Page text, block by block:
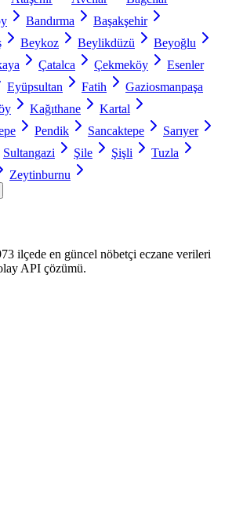
Bandırma
Başakşehir
Beykoz Beylikdüzü
Beyoğlu
Çatalca Çekmeköy
Esenler
Eyüpsultan Fatih
Gaziosmanpaşa
Kağıthane
Kartal
Pendik Sancaktepe
Sarıyer
Sultangazi Şile Şişli
Tuzla
Zeytinburnu
ilçede en güncel nöbetçi eczane verileri
API çözümü.